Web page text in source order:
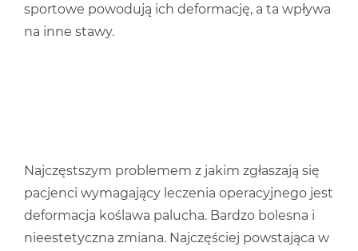
sportowe powodują ich deformację, a ta wpływa
na inne stawy.
Najczęstszym problemem z jakim zgłaszają się
pacjenci wymagający leczenia operacyjnego jest
deformacja koślawa palucha. Bardzo bolesna i
nieestetyczna zmiana. Najczęściej powstająca w